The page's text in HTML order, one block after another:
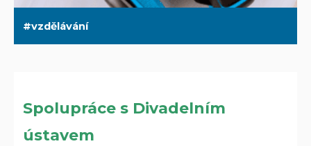
vzdělávání
Spolupráce s Divadelním
ústavem